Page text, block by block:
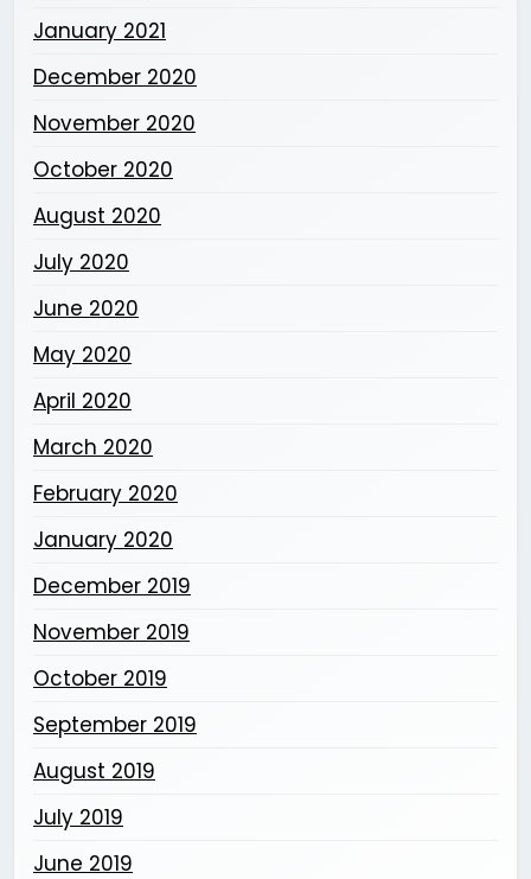
January 2021
December 2020
November 2020
October 2020
August 2020
July 2020
June 2020
May 2020
April 2020
March 2020
February 2020
January 2020
December 2019
November 2019
October 2019
September 2019
August 2019
July 2019
June 2019